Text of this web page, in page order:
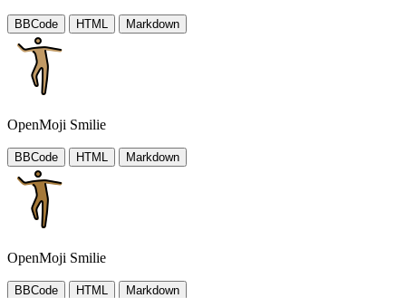
BBCode HTML Markdown
OpenMoji Smilie
BBCode HTML Markdown
OpenMoji Smilie
BBCode HTML Markdown